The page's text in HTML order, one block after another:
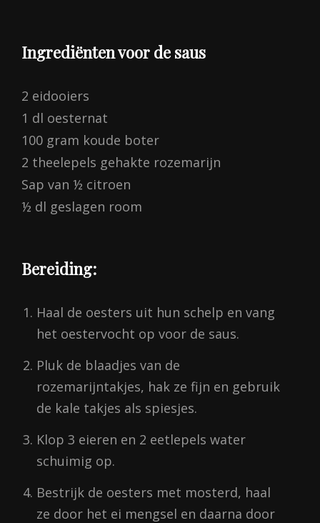
Ingrediënten voor de saus
2 eidooiers
1 dl oesternat
100 gram koude boter
2 theelepels gehakte rozemarijn
Sap van ½ citroen
½ dl geslagen room
Bereiding:
Haal de oesters uit hun schelp en vang
het oestervocht op voor de saus.
Pluk de blaadjes van de
rozemarijntakjes, hak ze fijn en gebruik
de kale takjes als spiesjes.
Klop 3 eieren en 2 eetlepels water
schuimig op.
Bestrijk de oesters met mosterd, haal
ze door het ei mengsel en daarna door